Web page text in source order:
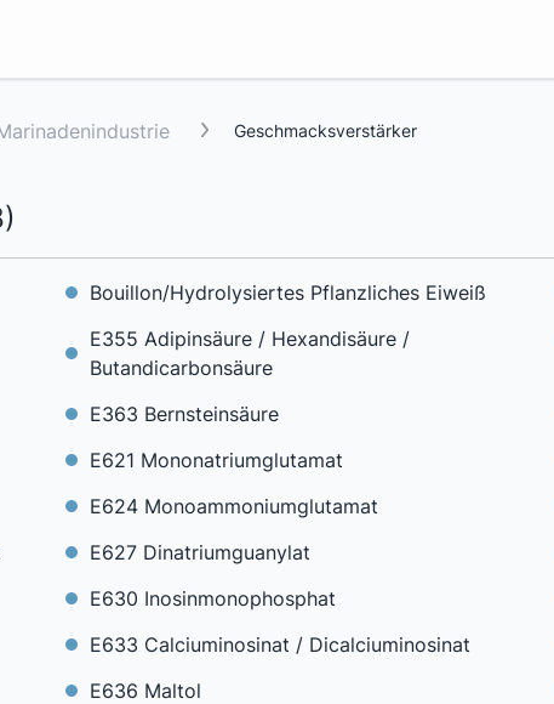
Geschmacksverstärker
)
Bouillon/Hydrolysiertes Pflanzliches Eiweiß
E355 Adipinsäure / Hexandisäure /
Butandicarbonsäure
E363 Bernsteinsäure
E621 Mononatriumglutamat
E624 Monoammoniumglutamat
E627 Dinatriumguanylat
E630 Inosinmonophosphat
E633 Calciuminosinat / Dicalciuminosinat
E636 Maltol